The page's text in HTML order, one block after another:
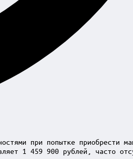
при попытке приобрести
1 459 900 рублей, часто